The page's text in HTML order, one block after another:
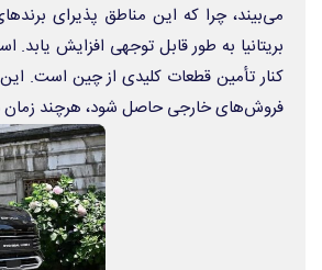
می‌بیند، چرا که این مناطق پذیرای
بریتانیا به طور قابل توجهی افزایش
کنار تأمین قطعات کلیدی از چین است.
فروش‌های خارجی حاصل شود، هرچند زمان